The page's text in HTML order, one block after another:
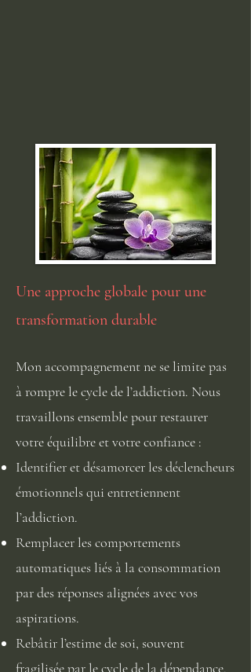
Une approche globale pour une
transformation durable
Mon accompagnement ne se limite pas
à rompre le cycle de l’addiction. Nous
travaillons ensemble pour restaurer
votre équilibre et votre confiance :
Identifier et désamorcer les déclencheurs
émotionnels qui entretiennent
l’addiction.
Remplacer les comportements
automatiques liés à la consommation
par des réponses alignées avec vos
aspirations.
Rebâtir l’estime de soi, souvent
fragilisée par le cycle de la dépendance.